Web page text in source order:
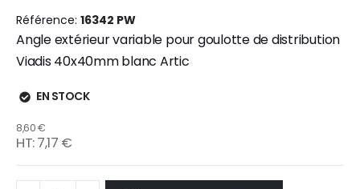
Référence 16342 PW
Angle extérieur variable pour goulotte de distribution
Viadis 40x40mm blanc Artic
EN STOCK
8,60 €
7,17 €